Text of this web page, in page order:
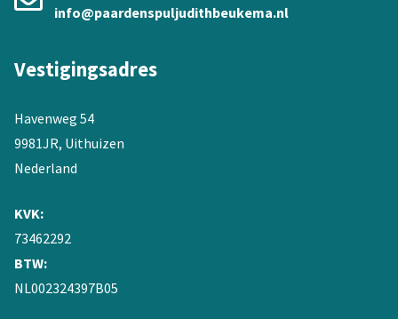
info@paardenspuljudithbeukema.nl
Vestigingsadres
Havenweg 54
9981JR, Uithuizen
Nederland
KVK:
73462292
BTW:
NL002324397B05